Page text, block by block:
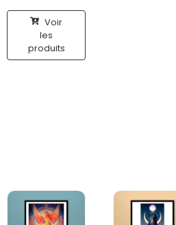
Voir
les
produits